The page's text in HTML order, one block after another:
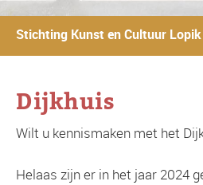
Stichting Kunst en Cultuur Lopik
Dijkhuis
Wilt u kennismaken met het
Helaas zijn er in het jaar 2024